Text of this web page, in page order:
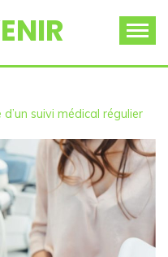
suivi médical régulier